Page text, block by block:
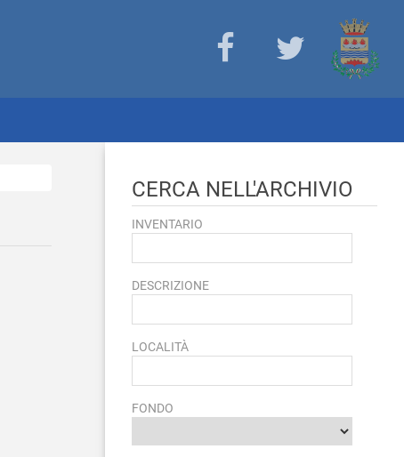
CERCA NELL'ARCHIVIO
INVENTARIO
DESCRIZIONE
LOCALITÀ
FONDO